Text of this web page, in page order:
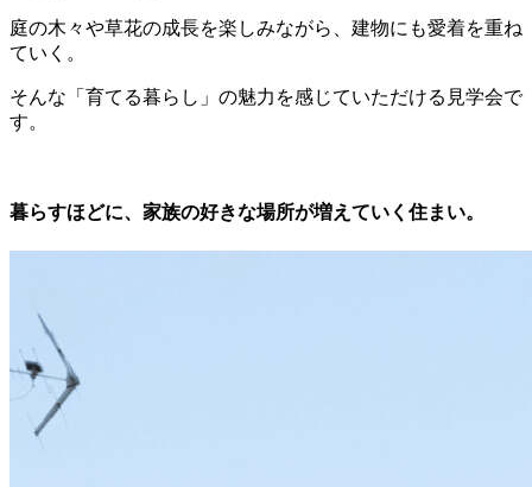
庭の木々や草花の成長を楽しみながら、建物にも愛着を重ね
ていく。
そんな「育てる暮らし」の魅力を感じていただける見学会で
す。
暮らすほどに、家族の好きな場所が増えていく住まい。